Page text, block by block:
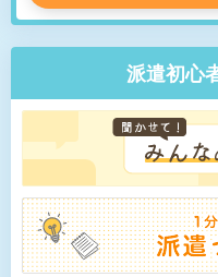
派遣初心